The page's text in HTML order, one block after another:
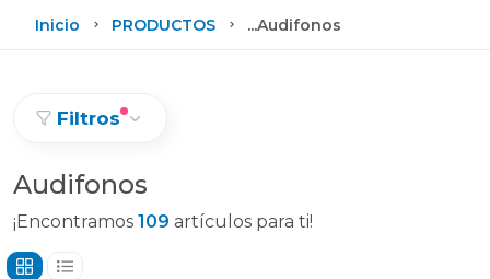
Inicio PRODUCTOS ...Audifonos
Filtros
Audifonos
¡Encontramos 109 artículos para ti!